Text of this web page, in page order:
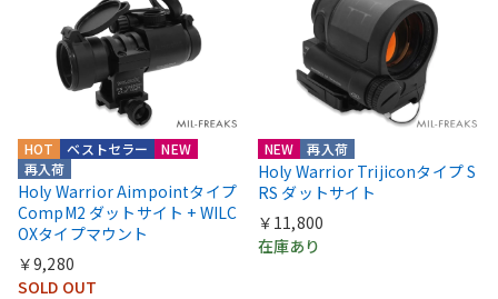
HOT
NEW
再入荷
ベストセラー
Holy Warrior Aimpointタイプ
CompM2 ダットサイト + WILC
OXタイプマウント
￥9,280
SOLD OUT
NEW 再入荷
Holy Warrior Trijiconタイプ S
RS ダットサイト
￥11,800
在庫あり